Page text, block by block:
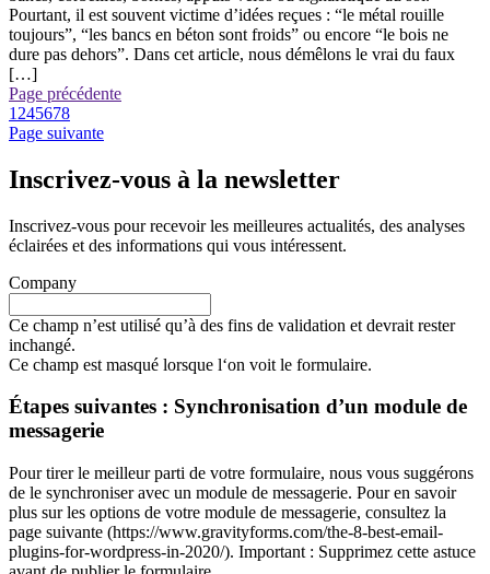
Pourtant, il est souvent victime d’idées reçues : “le métal rouille
toujours”, “les bancs en béton sont froids” ou encore “le bois ne
dure pas dehors”. Dans cet article, nous démêlons le vrai du faux
[…]
Page précédente
1 245678
Page suivante
Inscrivez-vous à la newsletter
Inscrivez-vous pour recevoir les meilleures actualités, des analyses
éclairées et des informations qui vous intéressent.
Company
Ce champ n’est utilisé qu’à des fins de validation et devrait rester
inchangé.
Ce champ est masqué lorsque l‘on voit le formulaire.
Étapes suivantes : Synchronisation d’un module de
messagerie
Pour tirer le meilleur parti de votre formulaire, nous vous suggérons
de le synchroniser avec un module de messagerie. Pour en savoir
plus sur les options de votre module de messagerie, consultez la
page suivante (https://www.gravityforms.com/the-8-best-email-
plugins-for-wordpress-in-2020/). Important : Supprimez cette astuce